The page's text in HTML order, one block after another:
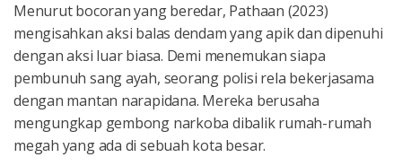
Menurut bocoran yang beredar, Pathaan (2023)
mengisahkan aksi balas dendam yang apik dan dipenuhi
dengan aksi luar biasa. Demi menemukan siapa
pembunuh sang ayah, seorang polisi rela bekerjasama
dengan mantan narapidana. Mereka berusaha
mengungkap gembong narkoba dibalik rumah-rumah
megah yang ada di sebuah kota besar.